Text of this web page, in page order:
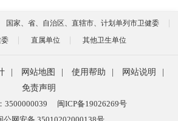
国家、省、自治区、直辖市、计划单列市卫健委
直属单位 其他卫生单位
网站地图 使用帮助 网站说明
免责声明
3500000039
闽ICP备19026269号